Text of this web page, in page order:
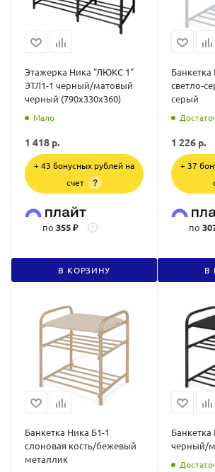
Этажерка Ника "ЛЮКС 1"
ЭТЛ1-1 черный/матовый
черный (790х330х360)
Мало
1 418 р.
+ 43 бонусных рублей на
счет
?
по 355 ₽ ?
В КОРЗИНУ
Банкетка
светло-
серый
1 226 р.
+ 37
по
В
Банкетка Ника Б1-1
слоновая кость/бежевый
металлик
Банкетка
черный/